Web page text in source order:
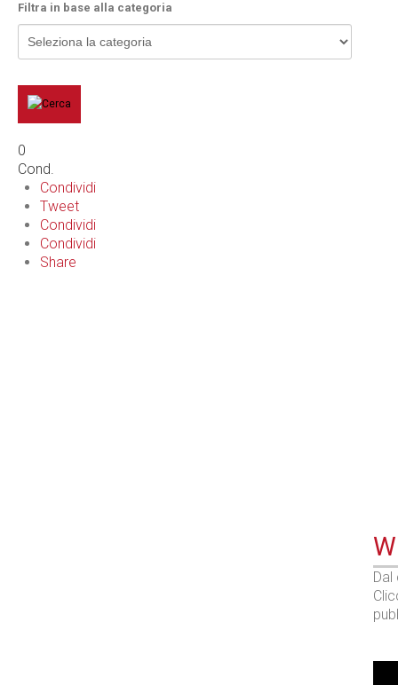
Filtra in base alla categoria
0
Cond.
Condividi
Tweet
Condividi
Condividi
Share